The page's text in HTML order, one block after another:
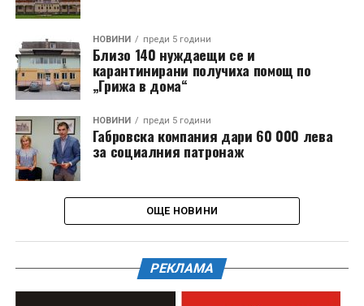
НОВИНИ преди 5 години
Близо 140 нуждаещи се и
карантинирани получиха помощ по
„Грижа в дома“
НОВИНИ преди 5 години
Габровска компания дари 60 000 лева
за социалния патронаж
ОЩЕ НОВИНИ
РЕКЛАМА